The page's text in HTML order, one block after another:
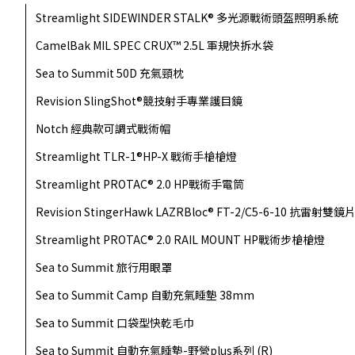
Streamlight SIDEWINDER STALK® 多光源戰術頭盔照明系統
CamelBak MIL SPEC CRUX™ 2.5L 軍規快拆水袋
Sea to Summit 50D 充氣頸枕
Revision SlingShot®競技射手專業護目鏡
Notch 經典款可調式戰術帽
Streamlight TLR-1®HP-X 戰術手槍槍燈
Streamlight PROTAC® 2.0 HP戰術手電筒
Revision StingerHawk LAZRBloc® FT-2/C5-6-10 抗雷射雙鏡
Streamlight PROTAC® 2.0 RAIL MOUNT HP戰術步槍槍燈
Sea to Summit 旅行用眼罩
Sea to Summit Camp 自動充氣睡墊 38mm
Sea to Summit 口袋型快乾毛巾
Sea to Summit 自動充氣睡墊-野營plus系列 (R)